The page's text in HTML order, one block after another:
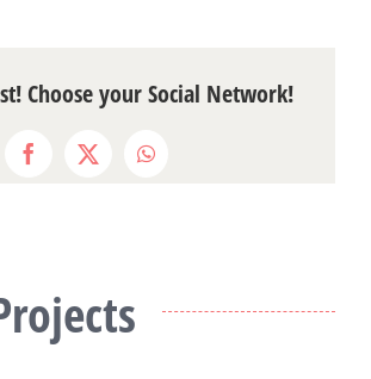
Choose your Social Network!
Facebook
X WhatsApp